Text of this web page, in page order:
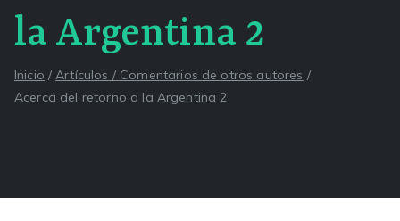
la Argentina 2
Inicio
Artículos / Comentarios de otros autores
Acerca del retorno a la Argentina 2